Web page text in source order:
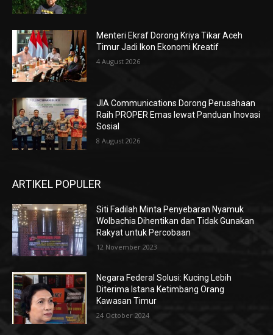
Menteri Ekraf Dorong Kriya Tikar Aceh
Timur Jadi Ikon Ekonomi Kreatif
4 August 2026
JIA Communications Dorong Perusahaan
Raih PROPER Emas lewat Panduan Inovasi
Sosial
8 August 2026
ARTIKEL POPULER
Siti Fadilah Minta Penyebaran Nyamuk
Wolbachia Dihentikan dan Tidak Gunakan
Rakyat untuk Percobaan
12 November 2023
Negara Federal Solusi: Kucing Lebih
Diterima Istana Ketimbang Orang
Kawasan Timur
24 October 2024